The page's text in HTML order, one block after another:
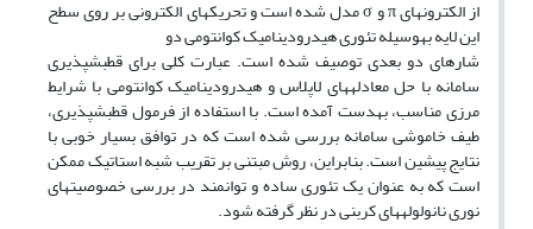
از الکترون­های π و σ مدل شده است و تحریک­های الکترونی بر روی سطح
این لایه به­وسیله تئوری هیدرودینامیک کوانتومی دو
شاره­ای دو بعدی توصیف شده است. عبارت کلی برای قطبش­پذیری
سامانه با حل معادله­های لاپلاس و هیدرودینامیک کوانتومی با شرایط
مرزی مناسب، به­دست آمده است. با استفاده از فرمول قطبش­پذیری،
طیف خاموشی سامانه بررسی شده است که در توافق بسیار خوبی با
نتایج پیشین است. بنابراین، روش مبتنی بر تقریب شبه استاتیک ممکن
است که به عنوان یک تئوری ساده و توانمند در بررسی خصوصیت­های
نوری نانولوله­های کربنی در نظر گرفته شود.